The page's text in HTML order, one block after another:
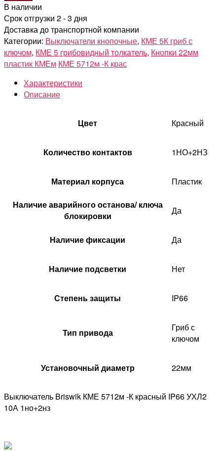
В наличии
Срок отгрузки 2 - 3 дня
Доставка до транспортной компании
Категории: Выключатели кнопочные, КМЕ 5К гриб с
ключом, КМЕ 5 грибовидный толкатель, Кнопки 22мм
пластик КМЕм КМЕ 5712м -К крас
Характеристики
Описание
Цвет Красный
Количество контактов 1НО+2НЗ
Материал корпуса Пластик
Наличие аварийного останова/ ключа
блокировки
Да
Наличие фиксации Да
Наличие подсветки Нет
Степень защиты IP66
Тип привода
Гриб с
ключом
Установочный диаметр 22мм
Выключатель Briswik КМЕ 5712м -К красный IP66 УХЛ2
10А 1но+2нз